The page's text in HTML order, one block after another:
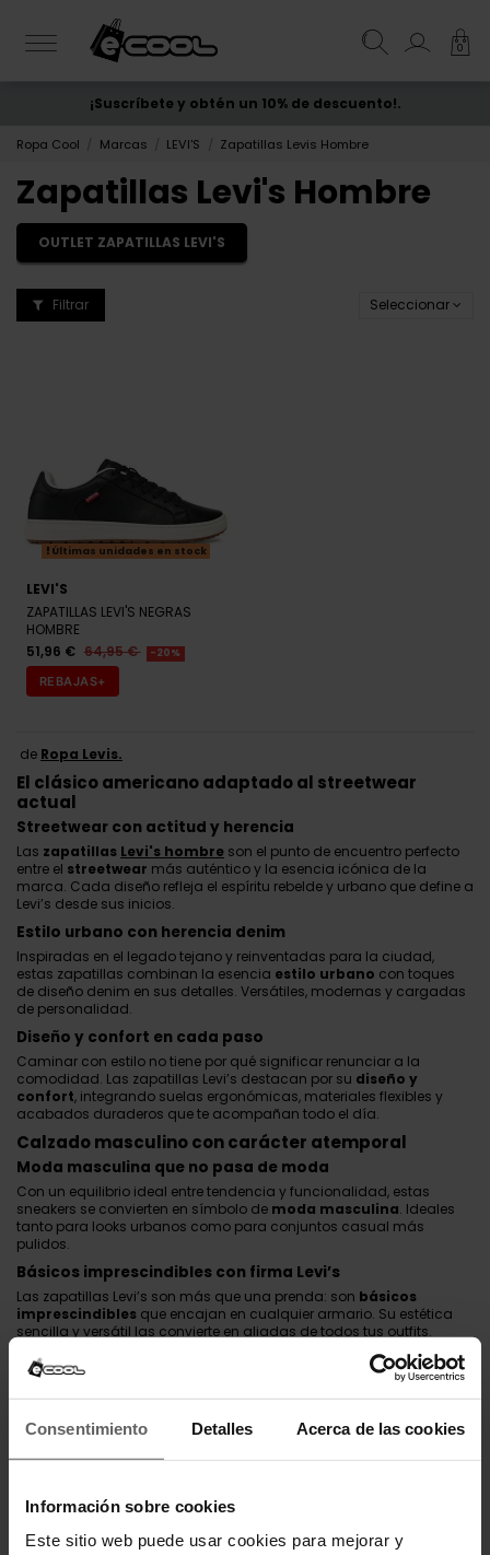
Consentimiento Detalles Acerca de las cookies
Información sobre cookies
Este sitio web puede usar cookies para mejorar y
0
ENVÍO GRATIS desde 50€
¡Suscríbete y obtén un 10% de descuento!.
Ropa Cool Marcas LEVI'S Zapatillas Levis Hombre
Zapatillas Levi's Hombre
OUTLET ZAPATILLAS LEVI'S
Filtrar Seleccionar
Últimas unidades en stock
LEVI'S
ZAPATILLAS LEVI'S NEGRAS
HOMBRE
51,96 € 64,95 € -20%
REBAJAS+
de Ropa Levis.
El clásico americano adaptado al streetwear
actual
Streetwear con actitud y herencia
Las zapatillas Levi's hombre son el punto de encuentro perfecto
entre el streetwear más auténtico y la esencia icónica de la
marca. Cada diseño refleja el espíritu rebelde y urbano que define a
Levi’s desde sus inicios.
Estilo urbano con herencia denim
Inspiradas en el legado tejano y reinventadas para la ciudad,
estas zapatillas combinan la esencia estilo urbano con toques
de diseño denim en sus detalles. Versátiles, modernas y cargadas
de personalidad.
Diseño y confort en cada paso
Caminar con estilo no tiene por qué significar renunciar a la
comodidad. Las zapatillas Levi’s destacan por su diseño y
confort, integrando suelas ergonómicas, materiales flexibles y
acabados duraderos que te acompañan todo el día.
Calzado masculino con carácter atemporal
Moda masculina que no pasa de moda
Con un equilibrio ideal entre tendencia y funcionalidad, estas
sneakers se convierten en símbolo de moda masculina. Ideales
tanto para looks urbanos como para conjuntos casual más
pulidos.
Básicos imprescindibles con firma Levi’s
Las zapatillas Levi’s son más que una prenda: son básicos
imprescindibles que encajan en cualquier armario. Su estética
sencilla y versátil las convierte en aliadas de todos tus outfits.
Calzado cómodo para tu día a día
No solo es cuestión de estilo, también se trata de sentirte bien.
Gracias a su diseño ergonómico y materiales premium, estas
quienes viven la ciudad intensamente.
Haz de laszapatillas Levi’s hombretu sello personal.
tu look sin esfuerzo.